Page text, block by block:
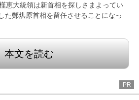
恵大統領は新首相を探しさまよってい
た鄭烘原首相を留任させることになっ
本文を読む
PR